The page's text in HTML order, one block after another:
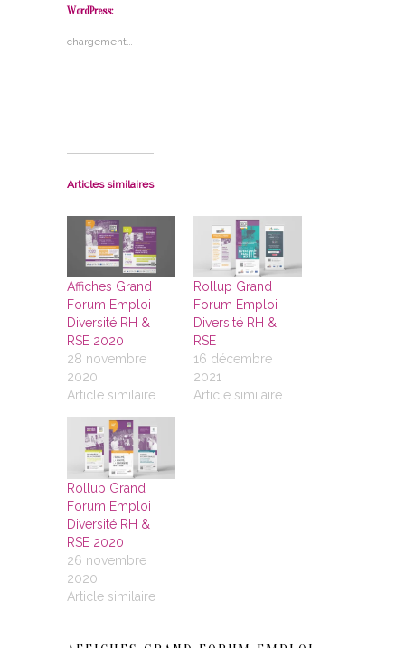
WordPress:
chargement…
Articles similaires
Affiches Grand
Forum Emploi
Diversité RH &
RSE 2020
28 novembre
2020
Article similaire
Rollup Grand
Forum Emploi
Diversité RH &
RSE
16 décembre
2021
Article similaire
Rollup Grand
Forum Emploi
Diversité RH &
RSE 2020
26 novembre
2020
Article similaire